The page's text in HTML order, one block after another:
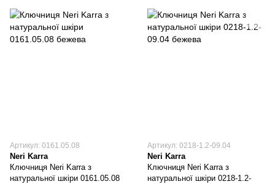
Артикул: 0161.05.08
Neri Karra
Ключниця Neri Karra з
натуральної шкіри 0161.05.08
Артикул: 0218-1.2-09.04
Neri Karra
Ключниця Neri Karra з
натуральної шкіри 0218-1.2-